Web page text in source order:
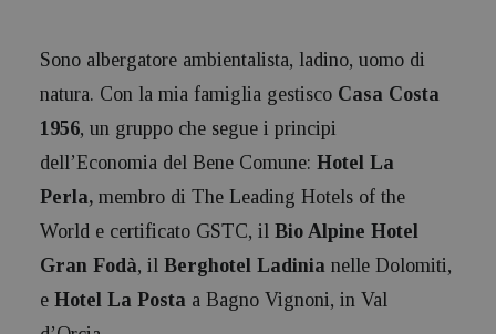
Sono albergatore ambientalista, ladino, uomo di
natura. Con la mia famiglia gestisco Casa Costa
1956, un gruppo che segue i principi
dell’Economia del Bene Comune: Hotel La
Perla, membro di The Leading Hotels of the
World e certificato GSTC, il Bio Alpine Hotel
Gran Fodà, il Berghotel Ladinia nelle Dolomiti,
e Hotel La Posta a Bagno Vignoni, in Val